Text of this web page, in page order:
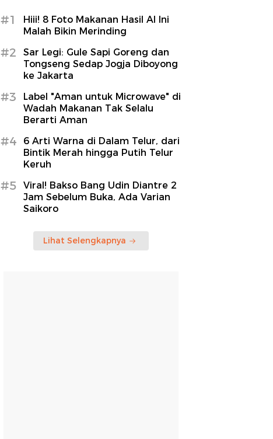
#1
Hiii! 8 Foto Makanan Hasil AI Ini
Malah Bikin Merinding
#2
Sar Legi: Gule Sapi Goreng dan
Tongseng Sedap Jogja Diboyong
ke Jakarta
#3
Label "Aman untuk Microwave" di
Wadah Makanan Tak Selalu
Berarti Aman
#4
6 Arti Warna di Dalam Telur, dari
Bintik Merah hingga Putih Telur
Keruh
#5
Viral! Bakso Bang Udin Diantre 2
Jam Sebelum Buka, Ada Varian
Saikoro
Lihat Selengkapnya